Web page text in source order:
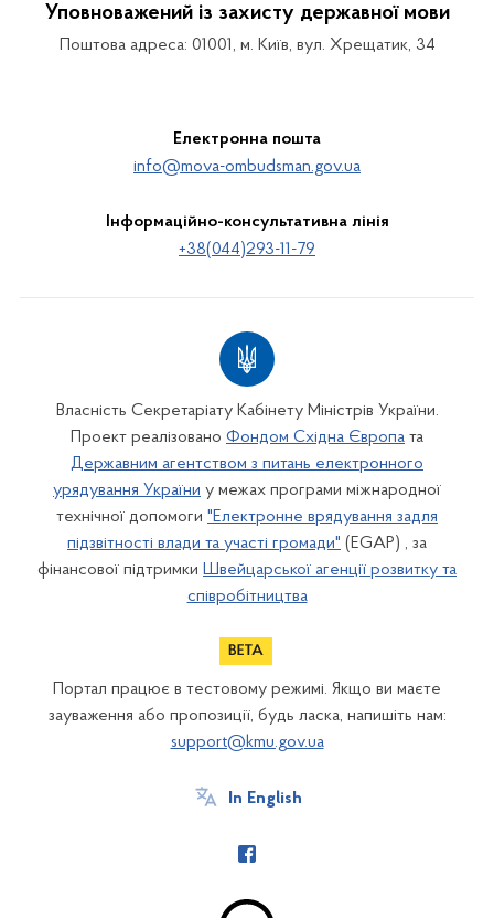
Уповноважений із захисту державної мови
Поштова адреса: 01001, м. Київ, вул. Хрещатик, 34
Електронна пошта
info@mova-ombudsman.gov.ua
Інформаційно-консультативна лінія
+38(044)293-11-79
Власність Секретаріату Кабінету Міністрів України.
Проект реалізовано Фондом Східна Європа та
Державним агентством з питань електронного
урядування України у межах програми міжнародної
технічної допомоги "Електронне врядування задля
підзвітності влади та участі громади" (EGAP) , за
фінансової підтримки Швейцарської агенції розвитку та
співробітництва
Портал працює в тестовому режимі. Якщо ви маєте
зауваження або пропозиції, будь ласка, напишіть нам:
support@kmu.gov.ua
In English